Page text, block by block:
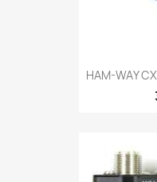
HAM-WAY